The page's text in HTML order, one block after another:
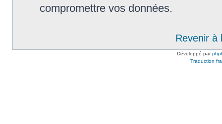
compromettre vos données.
Revenir à
Développé par
Traduction